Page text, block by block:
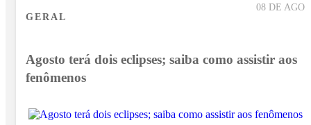
08 DE AGO
GERAL
Agosto terá dois eclipses; saiba como assistir aos
fenômenos